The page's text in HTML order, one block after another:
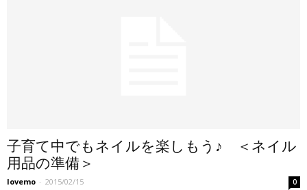
子育て中でもネイルを楽しもう♪ ＜ネイル
用品の準備＞
lovemo - 2015/02/15 0